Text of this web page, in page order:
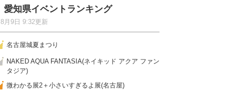
愛知県イベントランキング
8月9日 9:32更新
名古屋城夏まつり
NAKED AQUA FANTASIA(ネイキッド アクア ファン
タジア)
微わかる展2＋小さいすぎるよ展(名古屋)